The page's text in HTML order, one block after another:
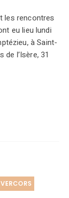
les rencontres
eu lieu lundi
à Saint-
l’Isère, 31